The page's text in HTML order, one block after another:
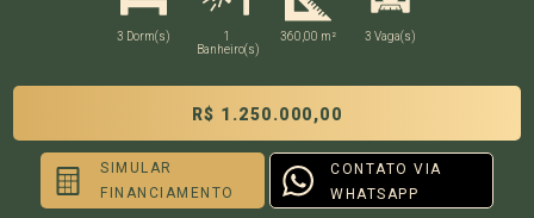
3 Dorm(s)
1
Banheiro(s)
360,00 m² 3 Vaga(s)
R$ 1.250.000,00
SIMULAR
FINANCIAMENTO
CONTATO VIA
WHATSAPP